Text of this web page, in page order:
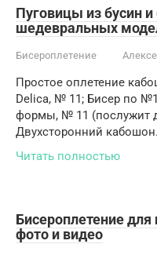
Пуговицы из бусин
шедевральных
Бисероплетение
Простое оплетение
Delica, № 11; Бисер по
формы, № 11 (послужит
Двухсторонний
Читать полностью
Бисероплетение
фото и видео